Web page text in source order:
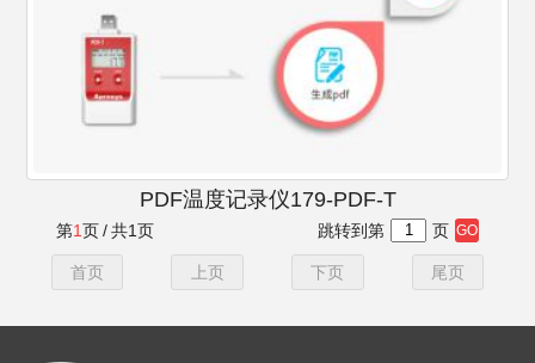
PDF温度记录仪179-PDF-T
第1页 / 共1页 跳转到第 页
首页 上页 下页 尾页